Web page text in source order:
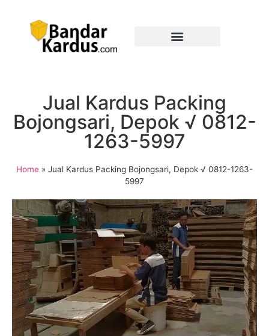
Jual Kardus Packing
Bojongsari, Depok √ 0812-
1263-5997
Home » Jual Kardus Packing Bojongsari, Depok √ 0812-1263-
5997